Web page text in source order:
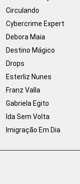
Circulando
Cybercrime Expert
Debora Maia
Destino Mágico
Drops
Esterliz Nunes
Franz Valla
Gabriela Egito
Ida Sem Volta
Imigração Em Dia